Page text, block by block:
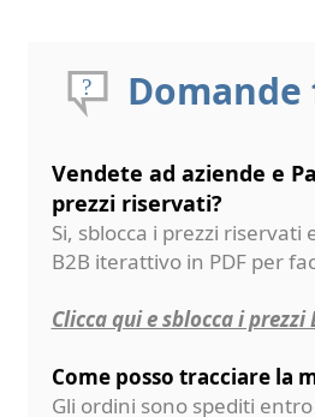
Vendete ad aziende e
prezzi riservati?
Si, sblocca i prezzi riservati
B2B iterattivo in PDF per
Clicca qui e sblocca i prezzi
Come posso tracciare la
Gli ordini sono spediti